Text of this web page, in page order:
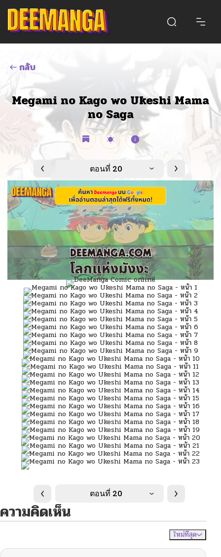
กลับ
Megami no Kago wo Ukeshi Mama
no Saga
ตอนที่ 20
ตอนที่ 20
ความคิดเห็น
ใหม่ที่สุด